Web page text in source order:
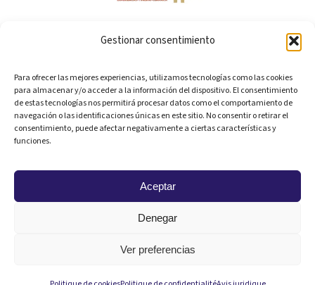
Gestionar consentimiento
Para ofrecer las mejores experiencias, utilizamos tecnologías como las cookies
para almacenar y/o acceder a la información del dispositivo. El consentimiento
de estas tecnologías nos permitirá procesar datos como el comportamiento de
navegación o las identificaciones únicas en este sitio. No consentir o retirar el
consentimiento, puede afectar negativamente a ciertas características y
funciones.
Aceptar
Denegar
Ver preferencias